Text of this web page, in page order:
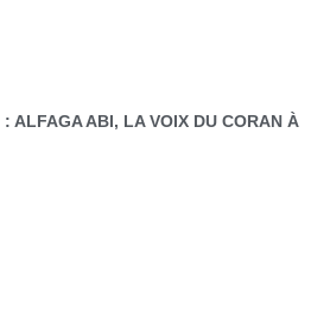
ALFAGA ABI, LA VOIX DU CORAN À